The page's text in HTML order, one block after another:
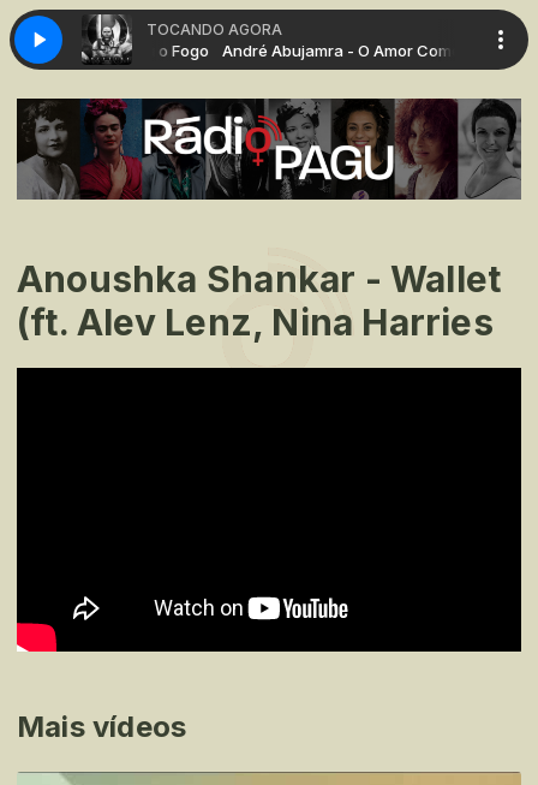
TOCANDO AGORA
- O Amor Comeu o Fogo André Abujamra - O Amor Comeu o Fogo
Anoushka Shankar - Wallet
(ft. Alev Lenz, Nina Harries
Mais vídeos